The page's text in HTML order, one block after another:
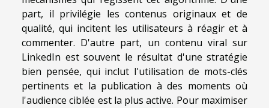
part, il privilégie les contenus originaux et de
qualité, qui incitent les utilisateurs à réagir et à
commenter. D'autre part, un contenu viral sur
LinkedIn est souvent le résultat d'une stratégie
bien pensée, qui inclut l'utilisation de mots-clés
pertinents et la publication à des moments où
l'audience ciblée est la plus active. Pour maximiser